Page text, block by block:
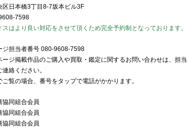
区日本橋3丁目8-7坂本ビル3F
7598
スはより良い対応をさせて頂くため完全予約制となっております。
ジ担当者番号 080-9608-7598
ージ掲載作品のご購入や買取・鑑定に関するお問い合わせは、担当
絡ください。
ご覧の場合、番号をタップで電話がかかります。
協同組合会員
協同組合会員
協同組合会員